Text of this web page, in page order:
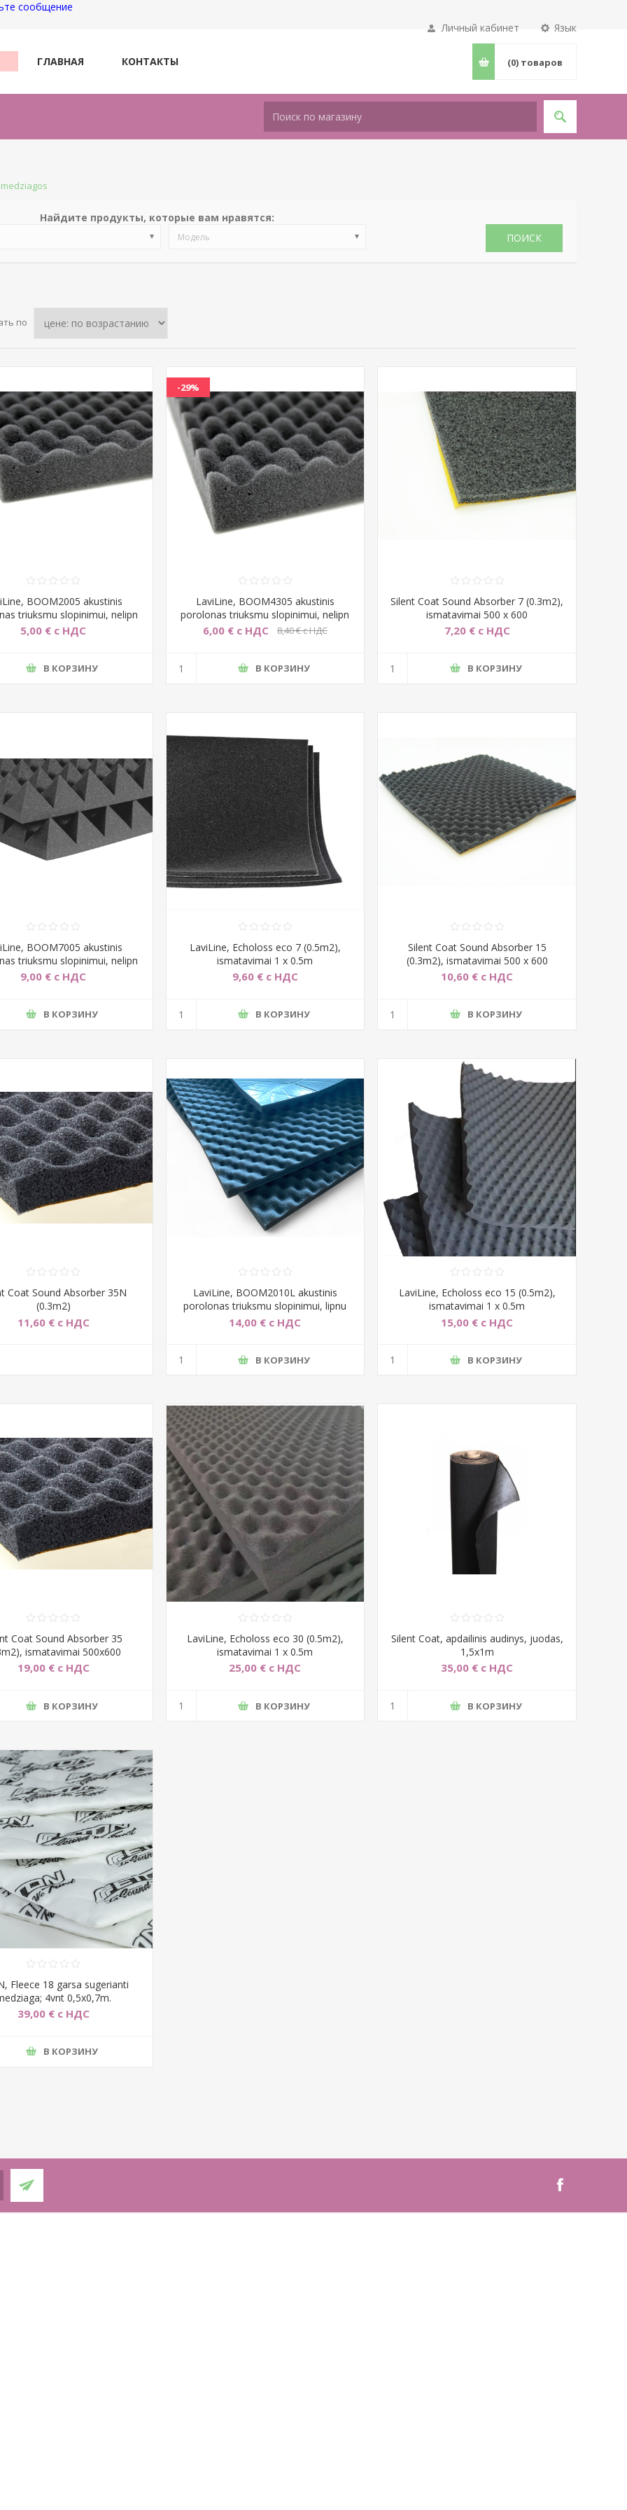
сообщение
Язык
Личный кабинет
ГЛАВНАЯ КОНТАКТЫ (0) товаров
Найдите продукты, которые вам нравятся:
Модель ПОИСК
по
BOOM2005 akustinis
triuksmu slopinimui, nelipn
5,00 € с НДС
В КОРЗИНУ
-29%
LaviLine, BOOM4305 akustinis
porolonas triuksmu slopinimui, nelipn
6,00 € с НДС 8,40 € с НДС
В КОРЗИНУ
Silent Coat Sound Absorber 7 (0.3m2),
ismatavimai 500 x 600
7,20 € с НДС
В КОРЗИНУ
BOOM7005 akustinis
triuksmu slopinimui, nelipn
9,00 € с НДС
В КОРЗИНУ
LaviLine, Echoloss eco 7 (0.5m2),
ismatavimai 1 x 0.5m
9,60 € с НДС
В КОРЗИНУ
Silent Coat Sound Absorber 15
(0.3m2), ismatavimai 500 x 600
10,60 € с НДС
В КОРЗИНУ
Coat Sound Absorber 35N
(0.3m2)
11,60 € с НДС
LaviLine, BOOM2010L akustinis
porolonas triuksmu slopinimui, lipnu
14,00 € с НДС
В КОРЗИНУ
LaviLine, Echoloss eco 15 (0.5m2),
ismatavimai 1 x 0.5m
15,00 € с НДС
В КОРЗИНУ
Coat Sound Absorber 35
ismatavimai 500x600
19,00 € с НДС
В КОРЗИНУ
LaviLine, Echoloss eco 30 (0.5m2),
ismatavimai 1 x 0.5m
25,00 € с НДС
В КОРЗИНУ
Silent Coat, apdailinis audinys, juodas,
1,5x1m
35,00 € с НДС
В КОРЗИНУ
Fleece 18 garsa sugerianti
4vnt 0,5x0,7m.
39,00 € с НДС
В КОРЗИНУ